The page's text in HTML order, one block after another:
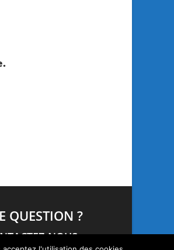
QUESTION ?
NOUS